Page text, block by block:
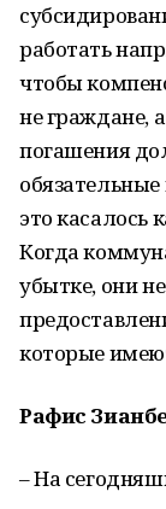
работать
чтобы
не граждане,
погашения
это касалось
Когда
убытке, они
которые
Рафис
– На